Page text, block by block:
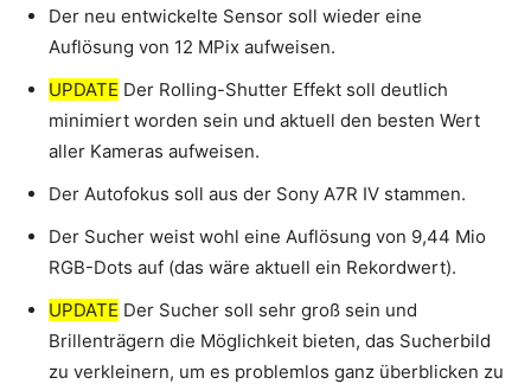
Der neu entwickelte Sensor soll wieder eine
Auflösung von 12 MPix aufweisen.
UPDATE Der Rolling-Shutter Effekt soll deutlich
minimiert worden sein und aktuell den besten Wert
aller Kameras aufweisen.
Der Autofokus soll aus der Sony A7R IV stammen.
Der Sucher weist wohl eine Auflösung von 9,44 Mio
RGB-Dots auf (das wäre aktuell ein Rekordwert).
UPDATE Der Sucher soll sehr groß sein und
Brillenträgern die Möglichkeit bieten, das Sucherbild
zu verkleinern, um es problemlos ganz überblicken zu